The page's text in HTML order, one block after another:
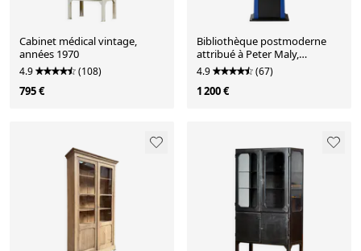
Cabinet médical vintage,
années 1970
4.9 (108)
795 €
Bibliothèque postmoderne
attribué à Peter Maly,
Allemagne, années 1980
4.9 (67)
1 200 €